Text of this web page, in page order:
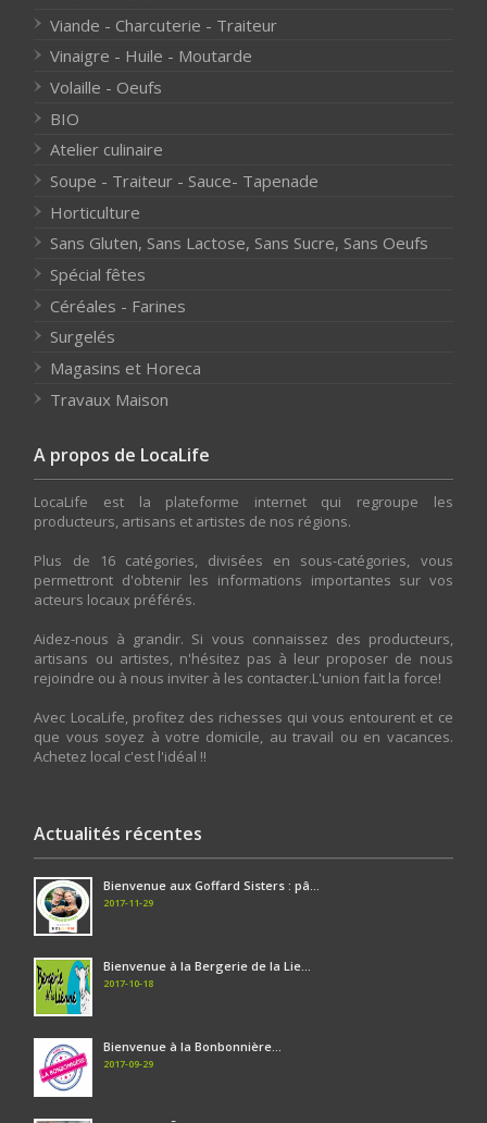
Viande - Charcuterie - Traiteur
Vinaigre - Huile - Moutarde
Volaille - Oeufs
BIO
Atelier culinaire
Soupe - Traiteur - Sauce- Tapenade
Horticulture
Sans Gluten, Sans Lactose, Sans Sucre, Sans Oeufs
Spécial fêtes
Céréales - Farines
Surgelés
Magasins et Horeca
Travaux Maison
A propos de LocaLife
LocaLife est la plateforme internet qui regroupe les
producteurs, artisans et artistes de nos régions.
Plus de 16 catégories, divisées en sous-catégories, vous
permettront d'obtenir les informations importantes sur vos
acteurs locaux préférés.
Aidez-nous à grandir. Si vous connaissez des producteurs,
artisans ou artistes, n'hésitez pas à leur proposer de nous
rejoindre ou à nous inviter à les contacter.L'union fait la force!
Avec LocaLife, profitez des richesses qui vous entourent et ce
que vous soyez à votre domicile, au travail ou en vacances.
Achetez local c'est l'idéal !!
Actualités récentes
Bienvenue aux Goffard Sisters : pâ...
2017-11-29
Bienvenue à la Bergerie de la Lie...
2017-10-18
Bienvenue à la Bonbonnière...
2017-09-29